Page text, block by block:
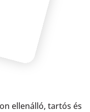
ellenálló, tartós és